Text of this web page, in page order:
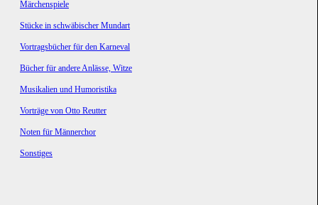
Märchenspiele
Stücke in schwäbischer Mundart
Vortragsbücher für den Karneval
Bücher für andere Anlässe, Witze
Musikalien und Humoristika
Vorträge von Otto Reutter
Noten für Männerchor
Sonstiges